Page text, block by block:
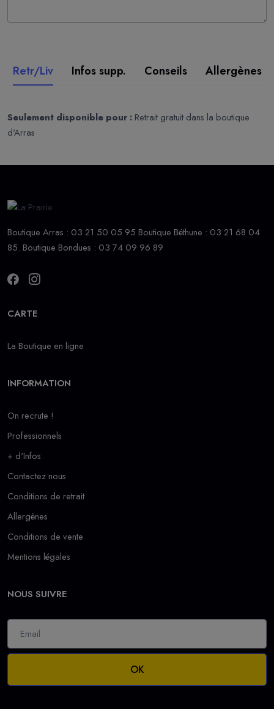
Retr/Liv Infos supp. Conseils Allergènes
Seulement disponible pour : Retrait gratuit dans la boutique
d'Arras
Boutique Arras : 03 21 50 05 95 Boutique Béthune : 03 21 68 04
85. Boutique Bondues : 03 74 09 96 89
CARTE
La Boutique en ligne
INFORMATION
On recrute !
Professionnels
+ d'Infos
Contactez nous
Conditions de retrait
Allergènes
Conditions de vente
Mentions légales
NOUS SUIVRE
OK